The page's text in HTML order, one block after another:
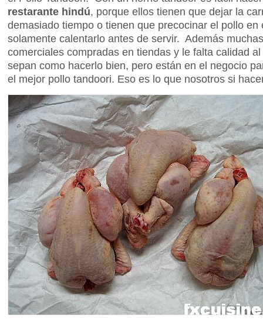
restarante hindú, porque ellos tienen que dejar la
demasiado tiempo o tienen que precocinar el pollo en
solamente calentarlo antes de servir. Además
comerciales compradas en tiendas y le falta calidad
sepan como hacerlo bien, pero están en el negocio
el mejor pollo tandoori. Eso es lo que nosotros si